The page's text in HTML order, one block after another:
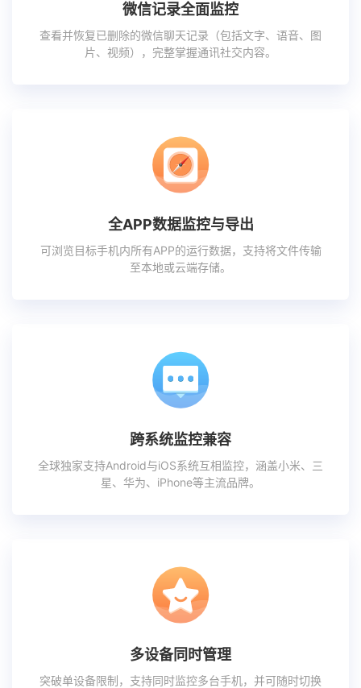
微信记录全面监控
查看并恢复已删除的微信聊天记录（包括文字、语音、图
片、视频），完整掌握通讯社交内容。
全APP数据监控与导出
可浏览目标手机内所有APP的运行数据，支持将文件传输
至本地或云端存储。
跨系统监控兼容
全球独家支持Android与iOS系统互相监控，涵盖小米、三
星、华为、iPhone等主流品牌。
多设备同时管理
突破单设备限制，支持同时监控多台手机，并可随时切换